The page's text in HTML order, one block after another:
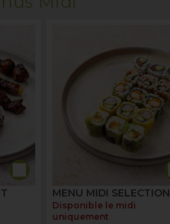
MENU MIDI SELECTION
Disponible le midi
uniquement